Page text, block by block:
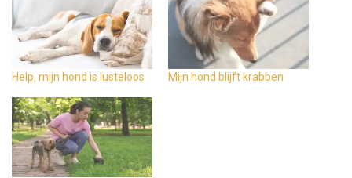
Help, mijn hond is lusteloos Mijn hond blijft krabben